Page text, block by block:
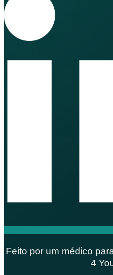
Feito por um médico
4